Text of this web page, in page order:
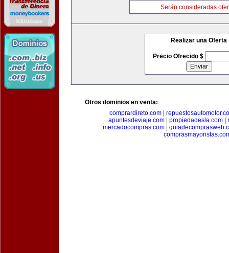
Serán consideradas
Realizar una Oferta
Precio Ofrecido $
Otros dominios en venta:
comprardireto.com
apuntesdeviaje.com
propiedadesla.com
mercadocompras.com|